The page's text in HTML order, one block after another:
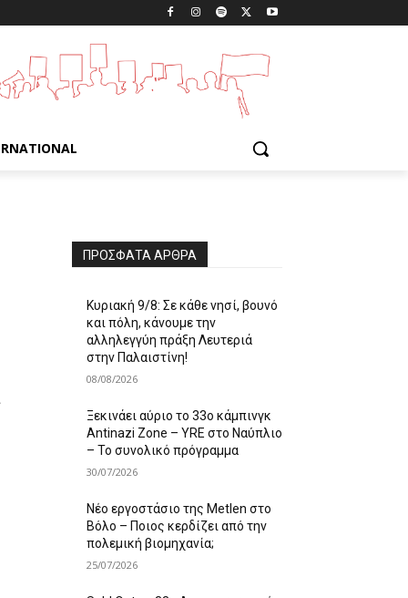
ΠΡΌΣΦΑΤΑ ΆΡΘΡΑ
Κυριακή 9/8: Σε κάθε νησί, βουνό
και πόλη, κάνουμε την
αλληλεγγύη πράξη Λευτεριά
στην Παλαιστίνη!
08/08/2026
Ξεκινάει αύριο το 33ο κάμπινγκ
Antinazi Zone – YRE στο Ναύπλιο
– Το συνολικό πρόγραμμα
30/07/2026
Νέο εργοστάσιο της Metlen στο
Βόλο – Ποιος κερδίζει από την
πολεμική βιομηχανία;
25/07/2026